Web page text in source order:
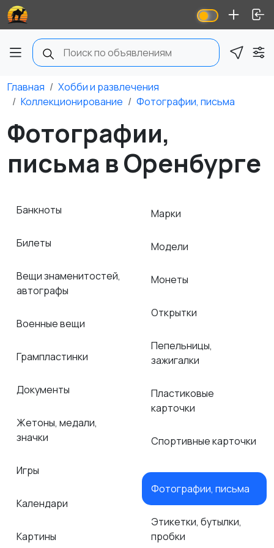
Главная
Хобби и развлечения
Коллекционирование
Фотографии, письма
Фотографии,
письма в Оренбурге
Банкноты
Билеты
Вещи знаменитостей,
автографы
Военные вещи
Грампластинки
Документы
Жетоны, медали,
значки
Игры
Календари
Картины
Марки
Модели
Монеты
Открытки
Пепельницы,
зажигалки
Пластиковые
карточки
Спортивные карточки
Фотографии, письма
Этикетки, бутылки,
пробки